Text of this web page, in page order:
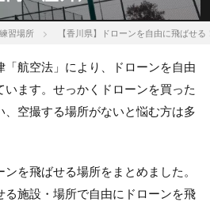
練習場所 【香川県】ドローンを自由に飛ばせ
「航空法」により、ドローンを自由
ます。せっかくドローンを買った
、空撮する場所がないと悩む方は多
を飛ばせる場所をまとめました。
る施設・場所で自由にドローンを飛